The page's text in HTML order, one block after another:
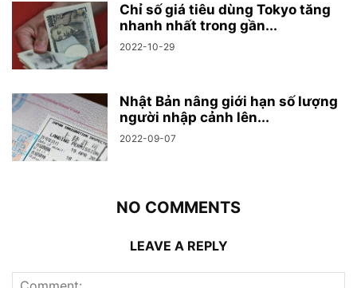
Chỉ số giá tiêu dùng Tokyo tăng
nhanh nhất trong gần...
2022-10-29
Nhật Bản nâng giới hạn số lượng
người nhập cảnh lên...
2022-09-07
NO COMMENTS
LEAVE A REPLY